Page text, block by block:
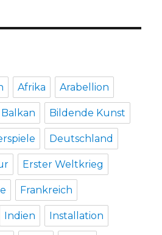
Afrika Arabellion
Balkan Bildende Kunst
Deutschland
Erster Weltkrieg
Frankreich
Indien Installation